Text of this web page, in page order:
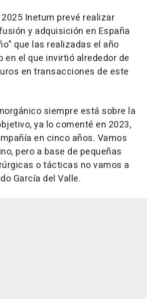
Inetum prevé realizar
y adquisición en España
que las realizadas el año
en el que invirtió alrededor de
en transacciones de este
siempre está sobre la
ya lo comenté en 2023,
en cinco años. Vamos
pero a base de pequeñas
o tácticas no vamos a
García del Valle.